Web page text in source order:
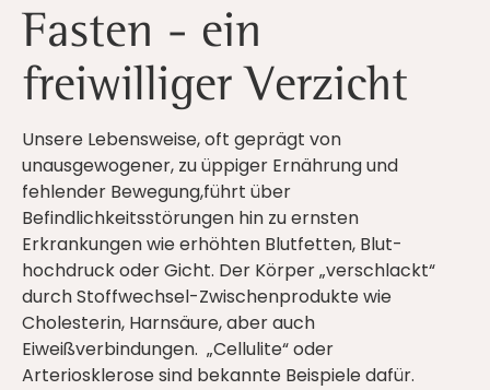
Fasten - ein
freiwilliger Verzicht
Unsere Lebensweise, oft geprägt von
unausgewogener, zu üppiger Ernährung und
fehlender Bewegung,führt über
Befindlichkeitsstörungen hin zu ernsten
Erkrankungen wie erhöhten Blutfetten, Blut-
hochdruck oder Gicht. Der Körper „verschlackt“
durch Stoffwechsel-Zwischenprodukte wie
Cholesterin, Harnsäure, aber auch
Eiweißverbindungen. „Cellulite“ oder
Arteriosklerose sind bekannte Beispiele dafür.